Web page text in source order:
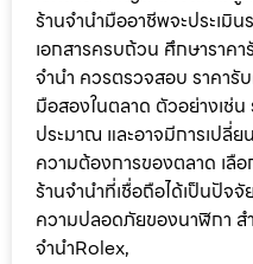
ร้านจำนำมืออาชีพจะประเมิ
เอกสารครบถ้วน ศึกษาราค
จำนำ ควรตรวจสอบ ราคารั
มือสองในตลาด ตัวอย่างเช่น
ประมาณ และอาจมีการเปลี่
ความต้องการของตลาด เลื
ร้านจำนำที่เชื่อถือได้เป็นปัจ
ความปลอดภัยของนาฬิกา ส
จำนำRolex,